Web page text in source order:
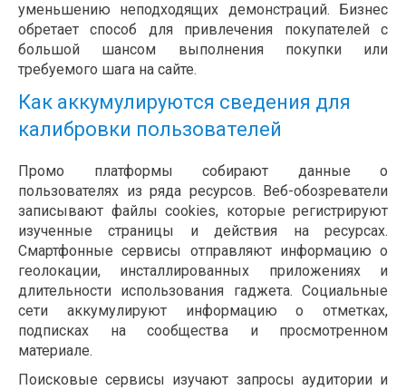
уменьшению неподходящих демонстраций. Бизнес
обретает способ для привлечения покупателей с
большой шансом выполнения покупки или
требуемого шага на сайте.
Как аккумулируются сведения для
калибровки пользователей
Промо платформы собирают данные о
пользователях из ряда ресурсов. Веб-обозреватели
записывают файлы cookies, которые регистрируют
изученные страницы и действия на ресурсах.
Смартфонные сервисы отправляют информацию о
геолокации, инсталлированных приложениях и
длительности использования гаджета. Социальные
сети аккумулируют информацию о отметках,
подписках на сообщества и просмотренном
материале.
Поисковые сервисы изучают запросы аудитории и